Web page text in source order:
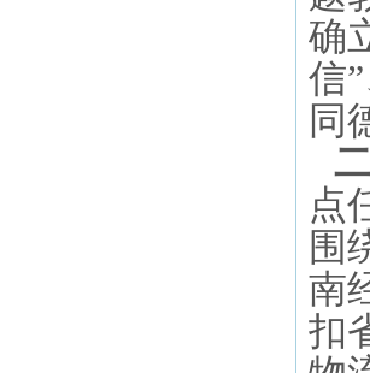
确
信
同
二
点
围
南
扣